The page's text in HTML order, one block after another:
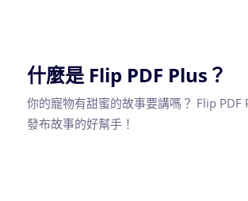
什麼是 Flip PDF Plus？
你的寵物有甜蜜的故事要講嗎？ Flip PDF
發布故事的好幫手！